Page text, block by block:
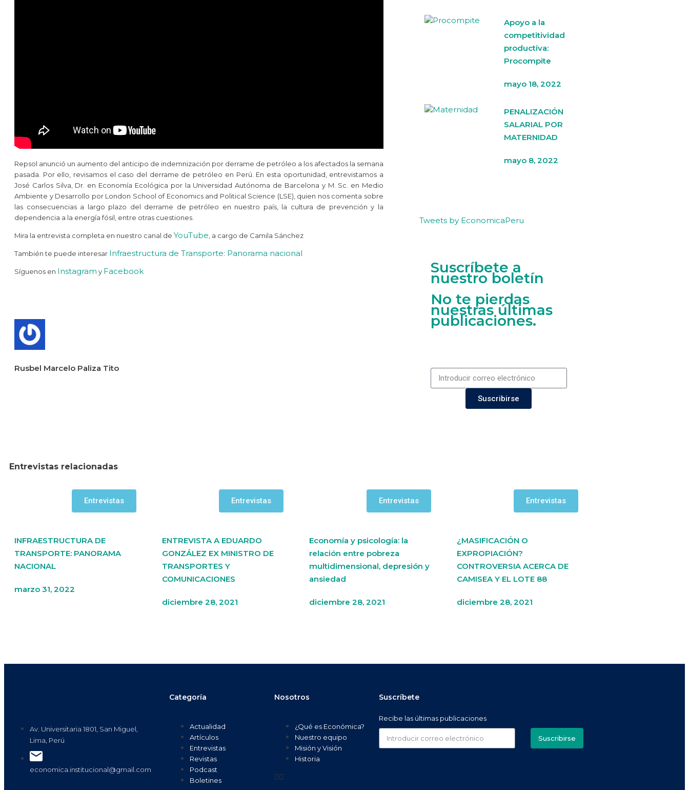
Repsol anunció un aumento del anticipo de indemnización por derrame de petróleo a los afectados la semana
pasada. Por ello, revisamos el caso del derrame de petróleo en Perú. En esta oportunidad, entrevistamos a
José Carlos Silva, Dr. en Economía Ecológica por la Universidad Autónoma de Barcelona y M. Sc. en Medio
Ambiente y Desarrollo por London School of Economics and Political Science (LSE), quien nos comenta sobre
las consecuencias a largo plazo del derrame de petróleo en nuestro país, la cultura de prevención y la
dependencia a la energía fósil, entre otras cuestiones.
Mira la entrevista completa en nuestro canal de YouTube , a cargo de Camila Sánchez
También te puede interesar Infraestructura de Transporte: Panorama nacional
Síguenos en Instagram y Facebook
Rusbel Marcelo Paliza Tito
Apoyo a la
competitividad
productiva:
Procompite
mayo 18, 2022
PENALIZACIÓN
SALARIAL POR
MATERNIDAD
mayo 8, 2022
Tweets by EconomicaPeru
Suscríbete a
nuestro boletín
No te pierdas
nuestras últimas
publicaciones.
Suscribirse
Entrevistas relacionadas
Entrevistas
INFRAESTRUCTURA DE
TRANSPORTE: PANORAMA
NACIONAL
marzo 31, 2022
Entrevistas
ENTREVISTA A EDUARDO
GONZÁLEZ EX MINISTRO DE
TRANSPORTES Y
COMUNICACIONES
diciembre 28, 2021
Entrevistas
Economía y psicología: la
relación entre pobreza
multidimensional, depresión y
ansiedad
diciembre 28, 2021
Entrevistas
¿MASIFICACIÓN O
EXPROPIACIÓN?
CONTROVERSIA ACERCA DE
CAMISEA Y EL LOTE 88
diciembre 28, 2021
Av. Universitaria 1801, San Miguel,
Lima, Perú
economica.institucional@gmail.com
Categoría
Actualidad
Artículos
Entrevistas
Revistas
Podcast
Boletines
Nosotros
¿Qué es Económica?
Nuestro equipo
Misión y Visión
Historia
Suscríbete
Recibe las últimas publicaciones
Suscribirse